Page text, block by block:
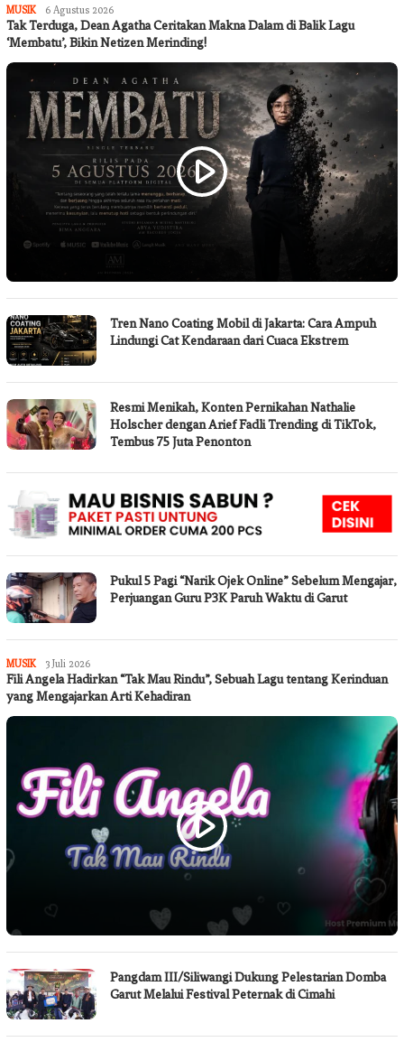
MUSIKJurnalkotatoday
6 Agustus 2026
Tak Terduga, Dean Agatha Ceritakan Makna Dalam di Balik Lagu
‘Membatu’, Bikin Netizen Merinding!
Tren Nano Coating Mobil di Jakarta: Cara Ampuh
Lindungi Cat Kendaraan dari Cuaca Ekstrem
Resmi Menikah, Konten Pernikahan Nathalie
Holscher dengan Arief Fadli Trending di TikTok,
Tembus 75 Juta Penonton
Pukul 5 Pagi “Narik Ojek Online” Sebelum Mengajar,
Perjuangan Guru P3K Paruh Waktu di Garut
MUSIKJurnalkotatoday
3 Juli 2026
Fili Angela Hadirkan “Tak Mau Rindu”, Sebuah Lagu tentang Kerinduan
yang Mengajarkan Arti Kehadiran
Pangdam III/Siliwangi Dukung Pelestarian Domba
Garut Melalui Festival Peternak di Cimahi